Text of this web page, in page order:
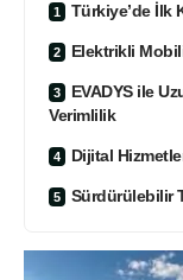
Türkiye’de İlk
Elektrikli
EVADYS ile
Verimlilik
Dijital
Sürdürülebilir